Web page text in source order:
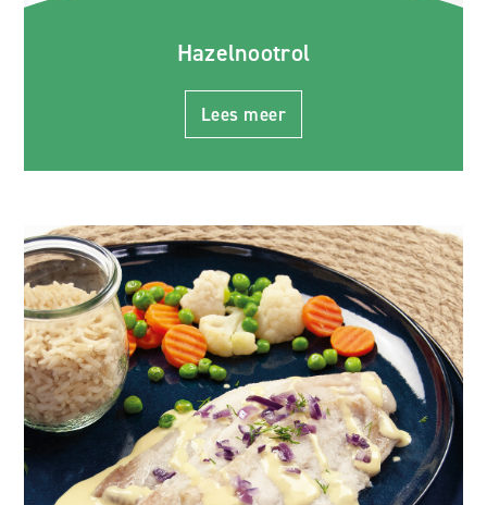
Hazelnootrol
Lees meer